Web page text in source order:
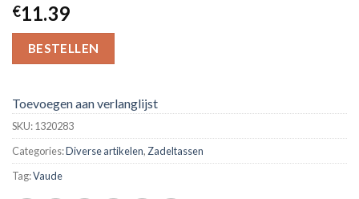
€11.39
BESTELLEN
Toevoegen aan verlanglijst
SKU:1320283
Categories:Diverse artikelen,Zadeltassen
Tag:Vaude